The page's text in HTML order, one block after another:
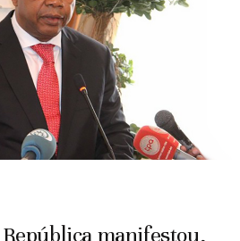
manifestou,